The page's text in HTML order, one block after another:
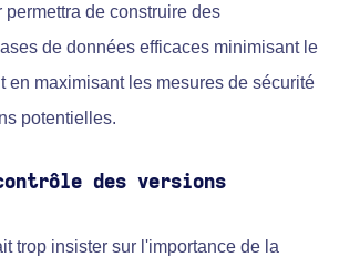
permettra de construire des
de données efficaces minimisant le
en maximisant les mesures de sécurité
potentielles.
des versions
trop insister sur l'importance de la